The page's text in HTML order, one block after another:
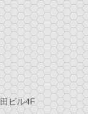
ビル4F